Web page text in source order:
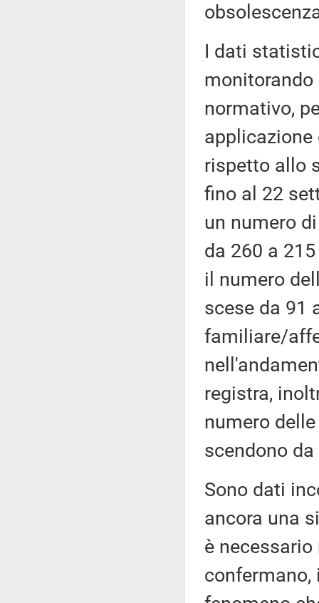
I dati
normativo,
rispetto allo
fino al 22
un numero
da 260 a
il numero
scese da 91
familiare/
registra,
numero
scendono
Sono dati
ancora una
è
confermano,